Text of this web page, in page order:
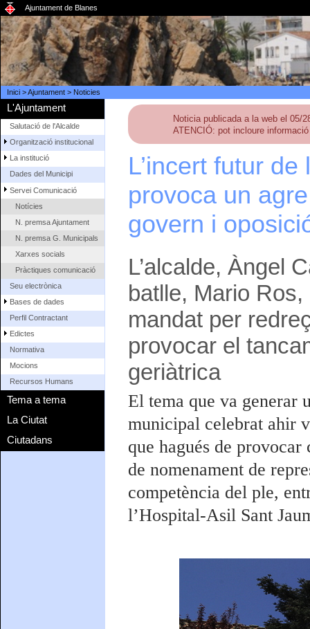
Ajuntament de Blanes
Inici>Ajuntament> Noticies
L'Ajuntament
Salutació de l'Alcalde
Organització institucional
La institució
Dades del Municipi
Servei Comunicació
Notícies
N. premsa Ajuntament
N. premsa G. Municipals
Xarxes socials
Pràctiques comunicació
Seu electrònica
Bases de dades
Perfil Contractant
Edictes
Normativa
Mocions
Recursos Humans
Tema a tema
La Ciutat
Ciutadans
Noticia publicada a la web el 05/
ATENCIÓ: pot incloure
L’incert futur
provoca un
govern i
L’alcalde, Àngel
batlle, Mario
mandat per
provocar el
geriàtrica
El tema que va generar
municipal celebrat ahir
que hagués de
de nomenament de
competència del ple,
l’Hospital-Asil Sant